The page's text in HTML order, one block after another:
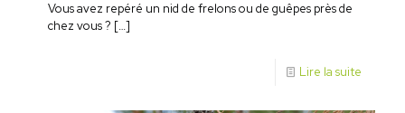
Vous avez repéré un nid de frelons ou de guêpes près de
chez vous ? […]
Lire la suite